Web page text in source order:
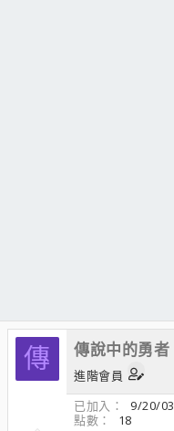
傳 傳說中的勇者
進階會員
已加入
9/20/03
點數
18